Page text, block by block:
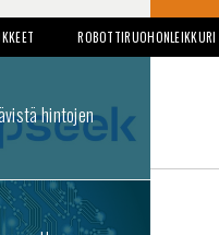
ROBOTTIRUOHONLEIKKURI
hintojen